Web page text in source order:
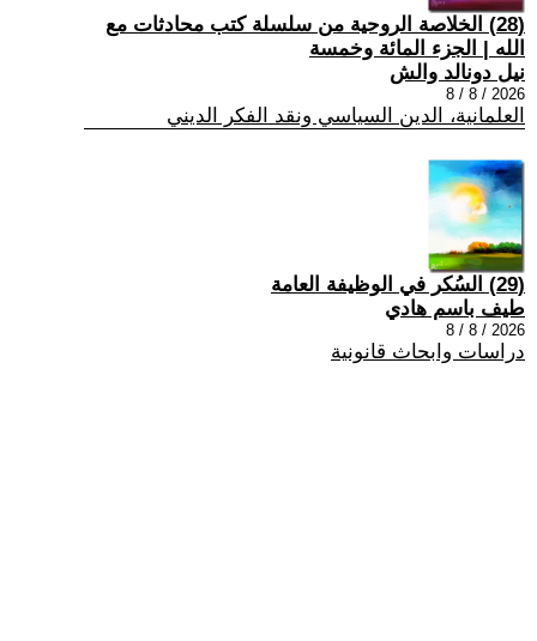
(28) الخلاصة الروحية من سلسلة كتب محادثات مع
الله | الجزء المائة وخمسة
نيل دونالد والش
2026 / 8 / 8
العلمانية، الدين السياسي ونقد الفكر الديني
(29) السُكر في الوظيفة العامة
طيف باسم هادي
2026 / 8 / 8
دراسات وابحاث قانونية